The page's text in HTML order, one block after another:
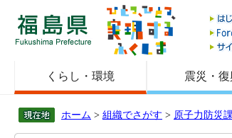
福島県
くらし・環境 震災・復
ホーム > 組織でさがす > 原子力防災